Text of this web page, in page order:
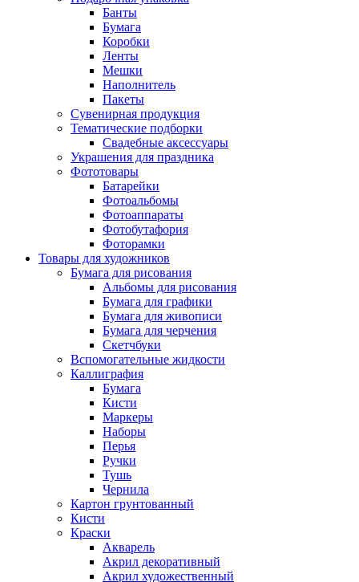
Банты
Бумага
Коробки
Ленты
Мешки
Наполнитель
Пакеты
Сувенирная продукция
Тематические подборки
Свадебные аксессуары
Украшения для праздника
Фототовары
Батарейки
Фотоальбомы
Фотоаппараты
Фотобутафория
Фоторамки
Товары для художников
Бумага для рисования
Альбомы для рисования
Бумага для графики
Бумага для живописи
Бумага для черчения
Скетчбуки
Вспомогательные жидкости
Каллиграфия
Бумага
Кисти
Маркеры
Наборы
Перья
Ручки
Тушь
Чернила
Картон грунтованный
Кисти
Краски
Акварель
Акрил декоративный
Акрил художественный